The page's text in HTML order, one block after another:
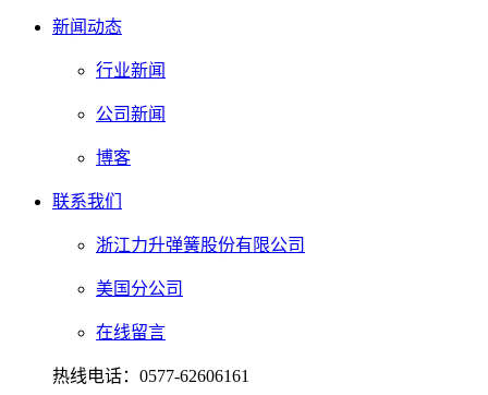
新闻动态
行业新闻
公司新闻
博客
联系我们
浙江力升弹簧股份有限公司
美国分公司
在线留言
热线电话：0577-62606161